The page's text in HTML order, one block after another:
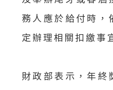
務人應於給付時，
定辦理相關扣繳事
財政部表示，年終